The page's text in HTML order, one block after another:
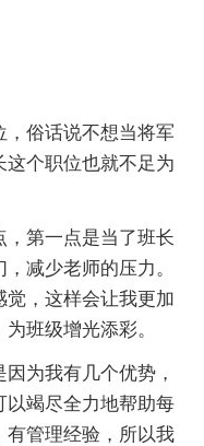
俗话说不想当将军
这个职位也就不足为
第一点是当了班长
减少老师的压力。
，这样会让我更加
班级增光添彩。
为我有几个优势，
以竭尽全力地帮助每
有管理经验，所以我